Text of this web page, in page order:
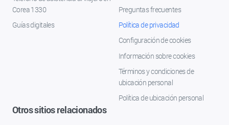
Corea 1330
Guías digitales
Preguntas frecuentes
Política de privacidad
Configuración de cookies
Información sobre cookies
Términos y condiciones de
ubicación personal
Política de ubicación personal
Otros sitios relacionados